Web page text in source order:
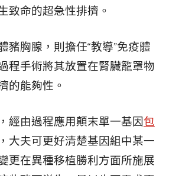
致命的超急性排擠。
豬胸腺，則擔任“教導”免疫體
程手術將其放置在腎臟籠罩物
的能夠性。
經由過程應用顛末單一基因包
大夫可更好清楚基因組中某一
更在異種移植勝利方面所施展